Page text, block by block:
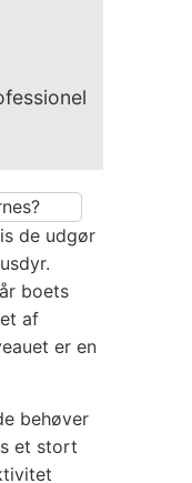
de udgør
boets
af
er en
behøver
et stort